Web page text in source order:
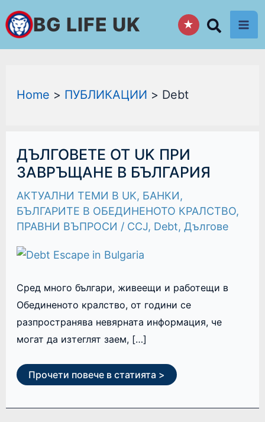
Skip
to
content
BG LIFE UK ★
Home ПУБЛИКАЦИИ Debt
ДЪЛГОВЕТЕ ОТ UK ПРИ
ЗАВРЪЩАНЕ В БЪЛГАРИЯ
АКТУАЛНИ ТЕМИ В UK, БАНКИ,
БЪЛГАРИТЕ В ОБЕДИНЕНОТО КРАЛСТВО,
ПРАВНИ ВЪПРОСИ / CCJ, Debt, Дългове
Сред много българи, живеещи и работещи в
Обединеното кралство, от години се
разпространява невярната информация, че
могат да изтеглят заем, […]
ДЪЛГОВЕТЕ
ОТ
UK
ПРИ
В
БЪЛГАРИЯ
Прочети повече в статията >